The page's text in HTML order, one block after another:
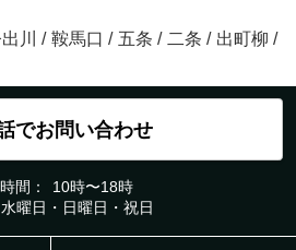
川 / 鞍馬口 / 五条 / 二条 / 出町柳 /
でお問い合わせ
間：
10時〜18時
水曜日・日曜日・祝日